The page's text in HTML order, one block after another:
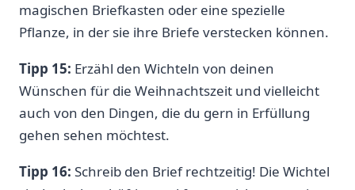
magischen Briefkasten oder eine spezielle
Pflanze, in der sie ihre Briefe verstecken können.
Tipp 15: Erzähl den Wichteln von deinen
Wünschen für die Weihnachtszeit und vielleicht
auch von den Dingen, die du gern in Erfüllung
gehen sehen möchtest.
Tipp 16: Schreib den Brief rechtzeitig! Die Wichtel